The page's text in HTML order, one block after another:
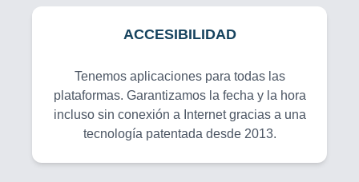
ACCESIBILIDAD
Tenemos aplicaciones para todas las
plataformas. Garantizamos la fecha y la hora
incluso sin conexión a Internet gracias a una
tecnología patentada desde 2013.